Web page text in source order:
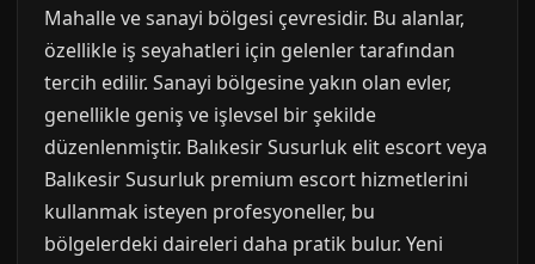
Mahalle ve sanayi bölgesi çevresidir. Bu alanlar,
özellikle iş seyahatleri için gelenler tarafından
tercih edilir. Sanayi bölgesine yakın olan evler,
genellikle geniş ve işlevsel bir şekilde
düzenlenmiştir. Balıkesir Susurluk elit escort veya
Balıkesir Susurluk premium escort hizmetlerini
kullanmak isteyen profesyoneller, bu
bölgelerdeki daireleri daha pratik bulur. Yeni